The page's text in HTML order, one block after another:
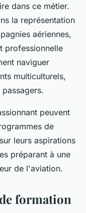
dans ce métier.
la représentation
aériennes,
professionnelle
naviguer
multiculturels,
peuvent
de
leurs aspirations
préparant à une
de l'aviation.
formation